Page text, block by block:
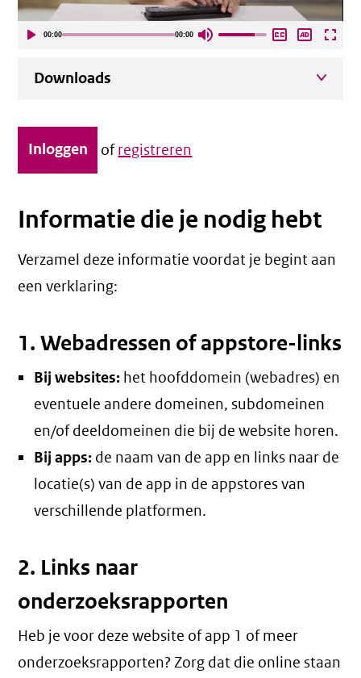
00:00 00:00
Downloads
Inloggen ofregistreren
Informatie die je nodig hebt
Verzamel deze informatie voordat je begint aan
een verklaring:
1. Webadressen of appstore-links
Bij websites: het hoofddomein (webadres) en
eventuele andere domeinen, subdomeinen
en/of deeldomeinen die bij de website horen.
Bij apps: de naam van de app en links naar de
locatie(s) van de app in de appstores van
verschillende platformen.
2. Links naar
onderzoeksrapporten
Heb je voor deze website of app 1 of meer
onderzoeksrapporten? Zorg dat die online staan